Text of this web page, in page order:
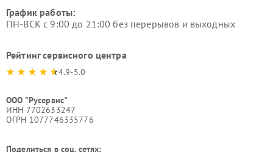
График работы:
ПН-ВСК с 9:00 до 21:00 без перерывов и выходных
Рейтинг сервисного центра
4.9-5.0
ООО "Русервис"
ИНН 7702633247
ОГРН 1077746335776
Поделиться в соц. сетях: